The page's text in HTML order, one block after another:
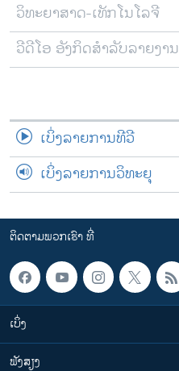
ວິທະຍາສາດ-ເທັກໂນໂລຈີ
ວີດີໂອ ອັງກິດສຳລັບລາຍງານ
ເບິ່ງລາຍການທີວີ
ເບິ່ງລາຍການວິທະຍຸ
ຕິດຕາມພວກເຮົາ ທີ່
ເບິ່ງ
ຟັງສຽງ